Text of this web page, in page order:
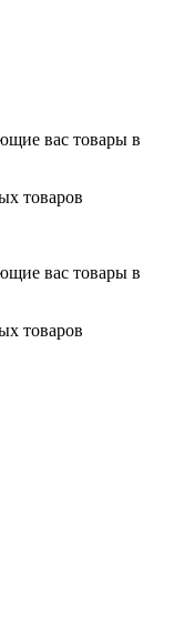
вас товары в
товаров
вас товары в
товаров